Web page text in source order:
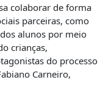
colaborar de forma
parceiras, como
alunos por meio
crianças,
do processo
Carneiro,